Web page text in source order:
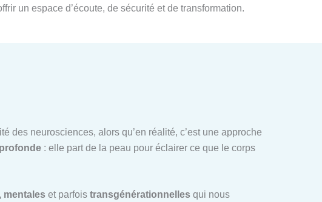
un espace d’écoute, de sécurité et de transformation.
des neurosciences, alors qu’en réalité, c’est une approche
: elle part de la peau pour éclairer ce que le corps
mentales et parfois transgénérationnelles qui nous